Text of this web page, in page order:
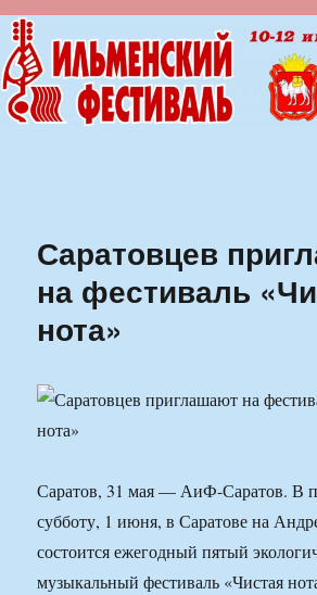
Ильменский фестиваль
Саратовцев
на фестиваль
нота»
Саратов, 31 мая — АиФ-Саратов. В
субботу, 1 июня, в Саратове на
состоится ежегодный пятый
музыкальный фестиваль «Чистая